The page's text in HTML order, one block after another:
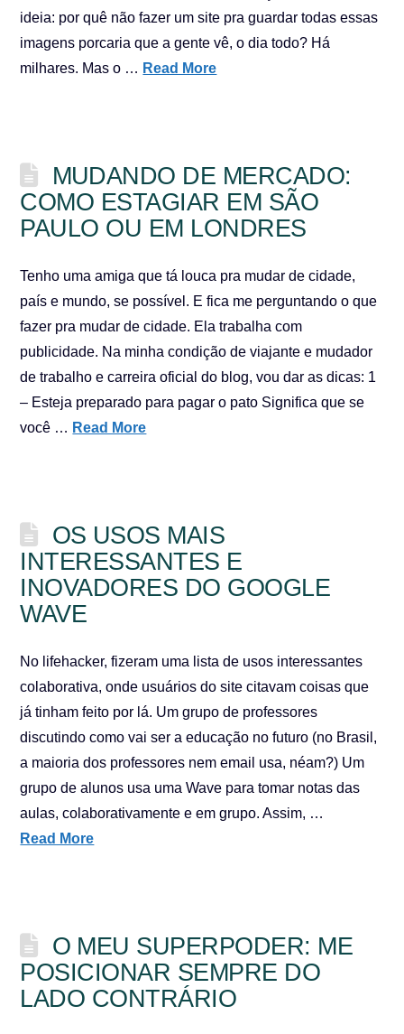
ideia: por quê não fazer um site pra guardar todas essas
imagens porcaria que a gente vê, o dia todo? Há
milhares. Mas o … Read More
MUDANDO DE MERCADO:
COMO ESTAGIAR EM SÃO
PAULO OU EM LONDRES
Tenho uma amiga que tá louca pra mudar de cidade,
país e mundo, se possível. E fica me perguntando o que
fazer pra mudar de cidade. Ela trabalha com
publicidade. Na minha condição de viajante e mudador
de trabalho e carreira oficial do blog, vou dar as dicas: 1
– Esteja preparado para pagar o pato Significa que se
você … Read More
OS USOS MAIS
INTERESSANTES E
INOVADORES DO GOOGLE
WAVE
No lifehacker, fizeram uma lista de usos interessantes
colaborativa, onde usuários do site citavam coisas que
já tinham feito por lá. Um grupo de professores
discutindo como vai ser a educação no futuro (no Brasil,
a maioria dos professores nem email usa, néam?) Um
grupo de alunos usa uma Wave para tomar notas das
aulas, colaborativamente e em grupo. Assim, …
Read More
O MEU SUPERPODER: ME
POSICIONAR SEMPRE DO
LADO CONTRÁRIO